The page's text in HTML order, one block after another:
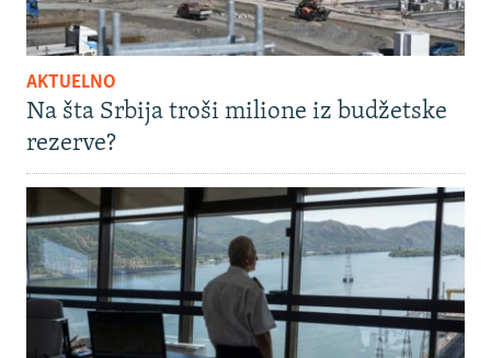
AKTUELNO
Na šta Srbija troši milione iz budžetske
rezerve?